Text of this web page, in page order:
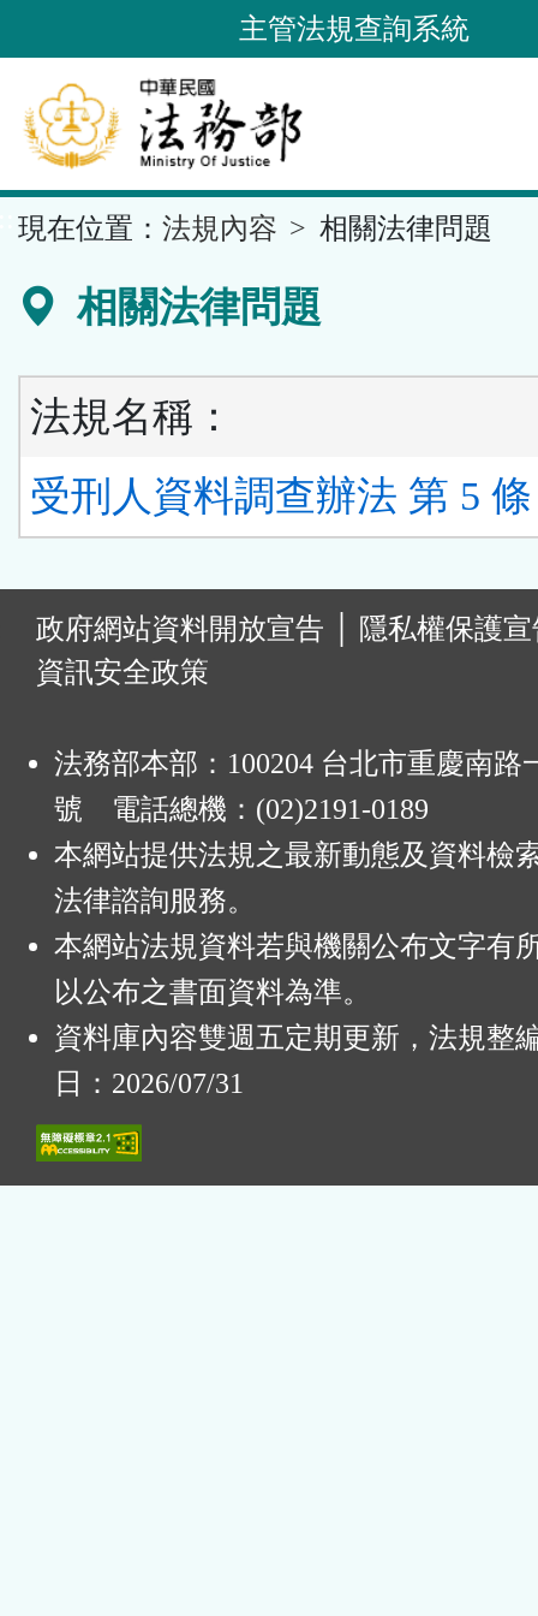
到
要
內
容
區
主管法規查詢系統
現在位置： 法規內容 相關法律問題
相關法律問題
法規名稱：
受刑人資料調查辦法 第 5 條
政府網站資料開放宣告
隱私權保護
資訊安全政策
法務部本部：100204 台北市重慶南路
號 電話總機：(02)2191-0189
本網站提供法規之最新動態及資料檢
法律諮詢服務。
本網站法規資料若與機關公布文字有
以公布之書面資料為準。
資料庫內容雙週五定期更新，法規整
日：2026/07/31